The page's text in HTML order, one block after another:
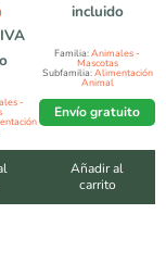
IVA
-
incluido
Familia:Animales -
Mascotas
Subfamilia:Alimentación
Animal
Envío gratuito
Añadir al
carrito